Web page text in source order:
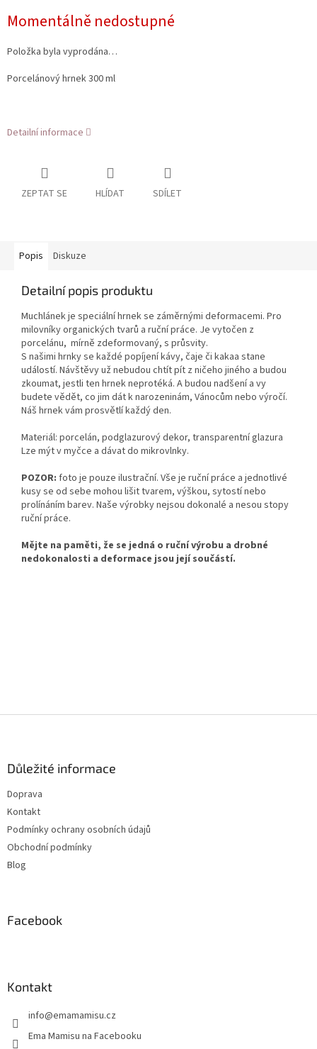
cena:
Momentálně nedostupné
Položka byla vyprodána…
Porcelánový hrnek 300 ml
Detailní informace
ZEPTAT SE HLÍDAT SDÍLET
Popis Diskuze
Detailní popis produktu
Muchlánek je speciální hrnek se záměrnými deformacemi. Pro
milovníky organických tvarů a ruční práce. Je vytočen z
porcelánu, mírně zdeformovaný, s průsvity.
S našimi hrnky se každé popíjení kávy, čaje či kakaa stane
událostí. Návštěvy už nebudou chtít pít z ničeho jiného a budou
zkoumat, jestli ten hrnek neprotéká. A budou nadšení a vy
budete vědět, co jim dát k narozeninám, Vánocům nebo výročí.
Náš hrnek vám prosvětlí každý den.
Materiál: porcelán, podglazurový dekor, transparentní glazura
Lze mýt v myčce a dávat do mikrovlnky.
POZOR: foto je pouze ilustrační. Vše je ruční práce a jednotlivé
kusy se od sebe mohou lišit tvarem, výškou, sytostí nebo
prolínáním barev. Naše výrobky nejsou dokonalé a nesou stopy
ruční práce.
Mějte na paměti, že se jedná o ruční výrobu a drobné
nedokonalosti a deformace jsou její součástí.
Důležité informace
Doprava
Kontakt
Podmínky ochrany osobních údajů
Obchodní podmínky
Blog
Facebook
Kontakt
info@emamamisu.cz
Ema Mamisu na Facebooku